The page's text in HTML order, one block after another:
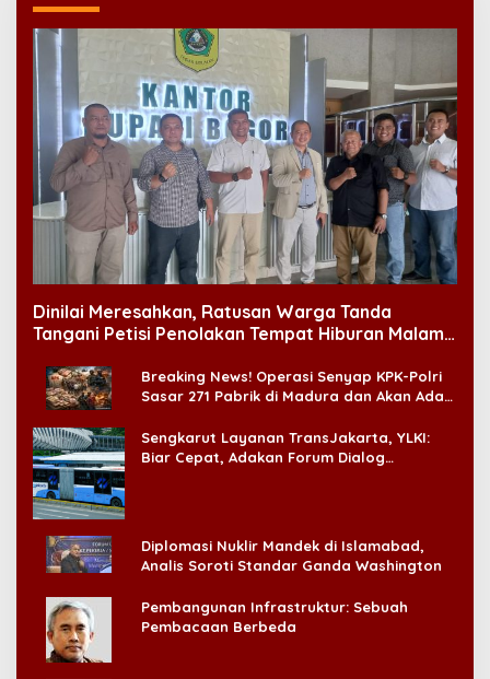
Dinilai Meresahkan, Ratusan Warga Tanda
Tangani Petisi Penolakan Tempat Hiburan Malam
Breaking News! Operasi Senyap KPK-Polri
Sasar 271 Pabrik di Madura dan Akan Ada
Sengkarut Layanan TransJakarta, YLKI:
Biar Cepat, Adakan Forum Dialog
Diplomasi Nuklir Mandek di Islamabad,
Analis Soroti Standar Ganda Washington
Pembangunan Infrastruktur: Sebuah
Pembacaan Berbeda